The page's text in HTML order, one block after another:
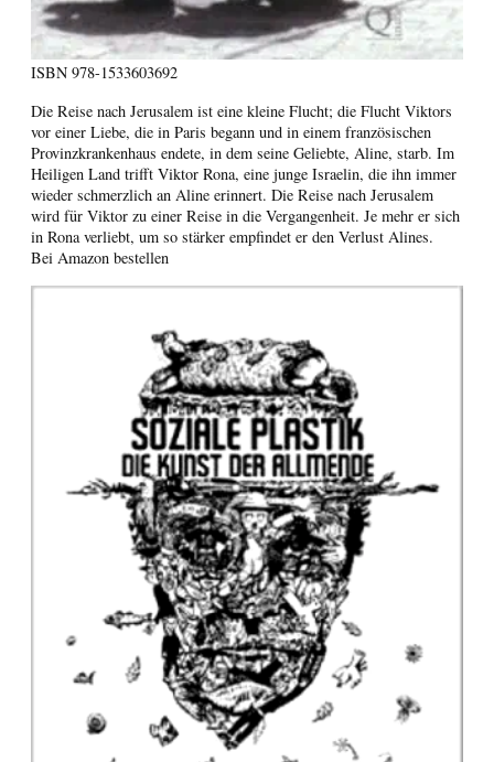
ISBN 978-1533603692
Die Reise nach Jerusalem ist eine kleine Flucht; die Flucht Viktors
vor einer Liebe, die in Paris begann und in einem französischen
Provinzkrankenhaus endete, in dem seine Geliebte, Aline, starb. Im
Heiligen Land trifft Viktor Rona, eine junge Israelin, die ihn immer
wieder schmerzlich an Aline erinnert. Die Reise nach Jerusalem
wird für Viktor zu einer Reise in die Vergangenheit. Je mehr er sich
in Rona verliebt, um so stärker empfindet er den Verlust Alines.
Bei Amazon bestellen